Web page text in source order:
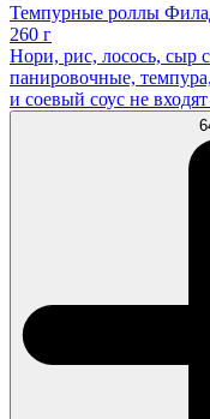
Темпурные роллы
260 г
Нори, рис, лосось, сыр
панировочные,
и соевый соус не